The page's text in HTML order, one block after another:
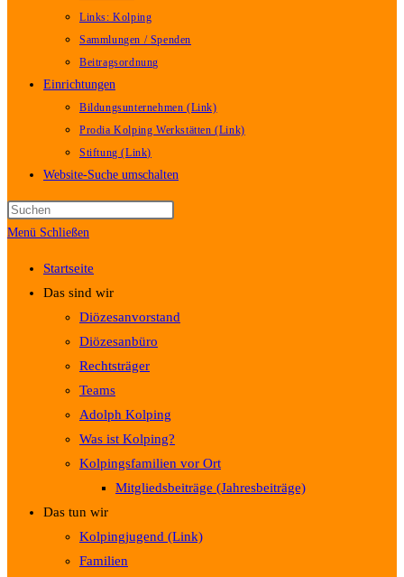
Links: Kolping
Sammlungen / Spenden
Beitragsordnung
Einrichtungen
Bildungsunternehmen (Link)
Prodia Kolping Werkstätten (Link)
Stiftung (Link)
Website-Suche umschalten
Menü Schließen
Startseite
Das sind wir
Diözesanvorstand
Diözesanbüro
Rechtsträger
Teams
Adolph Kolping
Was ist Kolping?
Kolpingsfamilien vor Ort
Mitgliedsbeiträge (Jahresbeiträge)
Das tun wir
Kolpingjugend (Link)
Familien